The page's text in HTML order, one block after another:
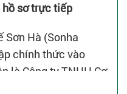
hồ sơ trực tiếp
Sơn Hà (Sonha
chính thức vào
là Công ty TNHH Cơ
quá trình phát triển